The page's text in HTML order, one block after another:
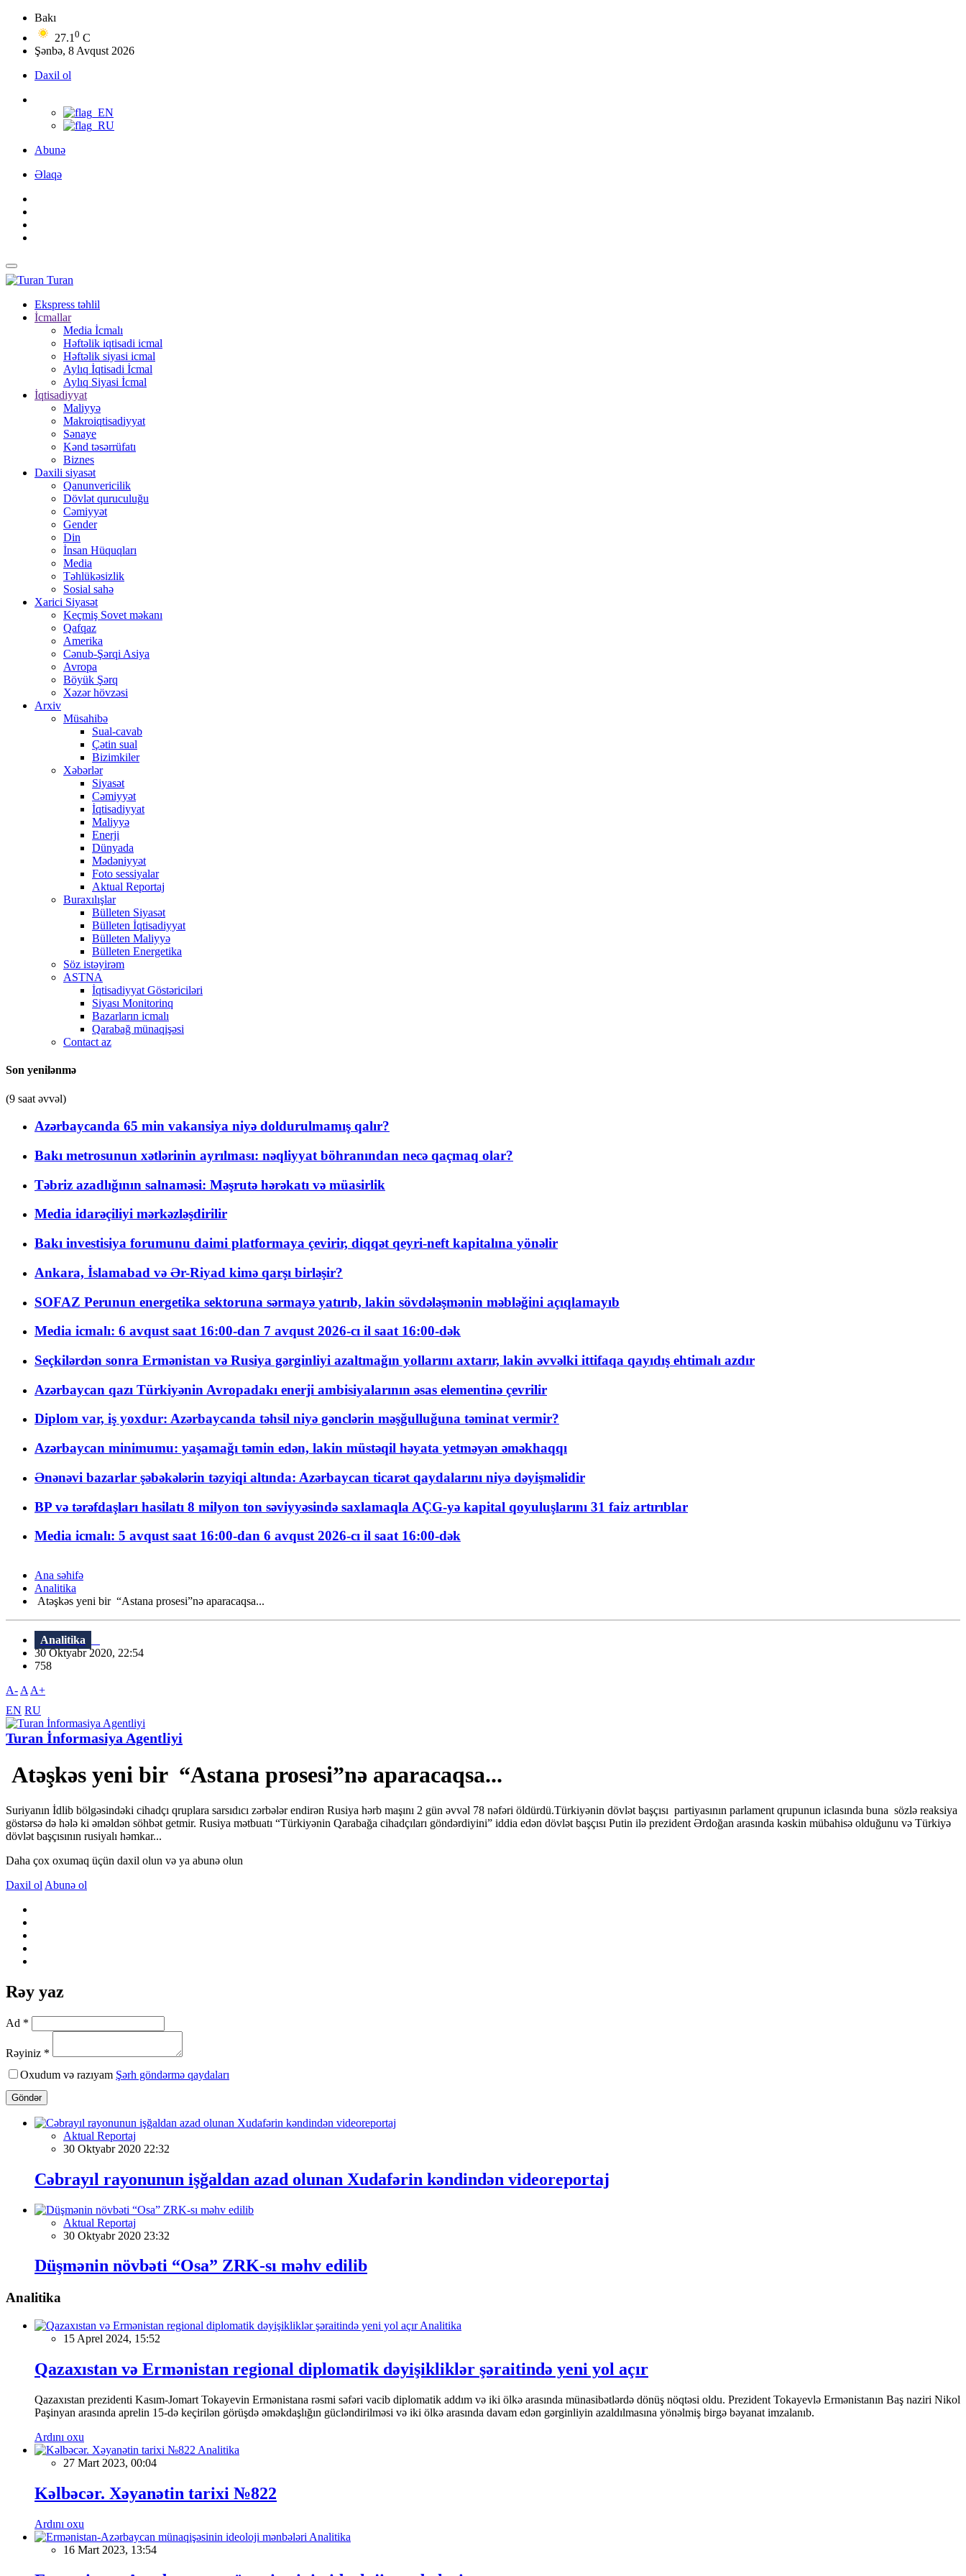
Bakı
27.1 0 C
Şənbə, 8 Avqust 2026
Daxil ol
Abunə
Əlaqə
Turan
Ekspress təhlil
İcmallar
Media İcmalı
Həftəlik iqtisadi icmal
Həftəlik siyasi icmal
Aylıq İqtisadi İcmal
Aylıq Siyasi İcmal
İqtisadiyyat
Maliyyə
Makroiqtisadiyyat
Sənaye
Kənd təsərrüfatı
Biznes
Daxili siyasət
Qanunvericilik
Dövlət quruculuğu
Cəmiyyət
Gender
Din
İnsan Hüquqları
Media
Təhlükəsizlik
Sosial sahə
Xarici Siyasət
Keçmiş Sovet məkanı
Qafqaz
Amerika
Cənub-Şərqi Asiya
Avropa
Böyük Şərq
Xəzər hövzəsi
Arxiv
Müsahibə
Sual-cavab
Çətin sual
Bizimkiler
Xəbərlər
Siyasət
Cəmiyyət
İqtisadiyyat
Maliyyə
Enerji
Dünyada
Mədəniyyət
Foto sessiyalar
Aktual Reportaj
Buraxılışlar
Bülleten Siyasət
Bülleten İqtisadiyyat
Bülleten Maliyyə
Bülleten Energetika
Söz istəyirəm
ASTNA
İqtisadiyyat Göstəriciləri
Siyası Monitorinq
Bazarların icmalı
Qarabağ münaqişəsi
Contact az
Son yenilənmə
(9 saat əvvəl)
Azərbaycanda 65 min vakansiya niyə doldurulmamış qalır?
Bakı metrosunun xətlərinin ayrılması: nəqliyyat böhranından necə qaçmaq olar?
Təbriz azadlığının salnaməsi: Məşrutə hərəkatı və müasirlik
Media idarəçiliyi mərkəzləşdirilir
Bakı investisiya forumunu daimi platformaya çevirir, diqqət qeyri-neft kapitalına yönəlir
Ankara, İslamabad və Ər-Riyad kimə qarşı birləşir?
SOFAZ Perunun energetika sektoruna sərmayə yatırıb, lakin sövdələşmənin məbləğini açıqlamayıb
Media icmalı: 6 avqust saat 16:00-dan 7 avqust 2026-cı il saat 16:00-dək
Seçkilərdən sonra Ermənistan və Rusiya gərginliyi azaltmağın yollarını axtarır, lakin əvvəlki ittifaqa qayıdış ehtimalı azdır
Azərbaycan qazı Türkiyənin Avropadakı enerji ambisiyalarının əsas elementinə çevrilir
Diplom var, iş yoxdur: Azərbaycanda təhsil niyə gənclərin məşğulluğuna təminat vermir?
Azərbaycan minimumu: yaşamağı təmin edən, lakin müstəqil həyata yetməyən əməkhaqqı
Ənənəvi bazarlar şəbəkələrin təzyiqi altında: Azərbaycan ticarət qaydalarını niyə dəyişməlidir
BP və tərəfdaşları hasilatı 8 milyon ton səviyyəsində saxlamaqla AÇG-yə kapital qoyuluşlarını 31 faiz artırıblar
Media icmalı: 5 avqust saat 16:00-dan 6 avqust 2026-cı il saat 16:00-dək
Ana səhifə
Analitika
Atəşkəs yeni bir “Astana prosesi”nə aparacaqsa...
Analitika
30 Oktyabr 2020, 22:54
758
A- A A+
EN RU
Turan İnformasiya Agentliyi
Atəşkəs yeni bir “Astana prosesi”nə aparacaqsa...
Suriyanın İdlib bölgəsindəki cihadçı qruplara sarsıdıcı zərbələr endirən Rusiya hərb maşını 2 gün əvvəl 78 nəfəri öldürdü.Türkiyənin dövlət başçısı partiyasının parlament qrupunun iclasında buna sözlə reaksiya
göstərsə də hələ ki əməldən söhbət getmir. Rusiya mətbuatı “Türkiyənin Qarabağa cihadçıları göndərdiyini” iddia edən dövlət başçısı Putin ilə prezident Ərdoğan arasında kəskin mübahisə olduğunu və Türkiyə
dövlət başçısının rusiyalı həmkar...
Daha çox oxumaq üçün daxil olun və ya abunə olun
Daxil ol Abunə ol
Rəy yaz
Ad *
Rəyiniz *
Oxudum və razıyam Şərh göndərmə qaydaları
Göndər
Aktual Reportaj
30 Oktyabr 2020 22:32
Cəbrayıl rayonunun işğaldan azad olunan Xudafərin kəndindən videoreportaj
Aktual Reportaj
30 Oktyabr 2020 23:32
Düşmənin növbəti “Osa” ZRK-sı məhv edilib
Analitika
Analitika
15 Aprel 2024, 15:52
Qazaxıstan və Ermənistan regional diplomatik dəyişikliklər şəraitində yeni yol açır
Qazaxıstan prezidenti Kasım-Jomart Tokayevin Ermənistana rəsmi səfəri vacib diplomatik addım və iki ölkə arasında münasibətlərdə dönüş nöqtəsi oldu. Prezident Tokayevlə Ermənistanın Baş naziri Nikol
Paşinyan arasında aprelin 15-də keçirilən görüşdə əməkdaşlığın gücləndirilməsi və iki ölkə arasında davam edən gərginliyin azaldılmasına yönəlmiş birgə bəyanat imzalanıb.
Ardını oxu
Analitika
27 Mart 2023, 00:04
Kəlbəcər. Xəyanətin tarixi №822
Ardını oxu
Analitika
16 Mart 2023, 13:54